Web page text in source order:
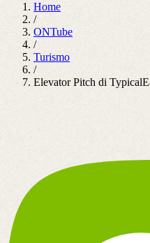
Home
/
ONTube
/
Turismo
/
Elevator Pitch di